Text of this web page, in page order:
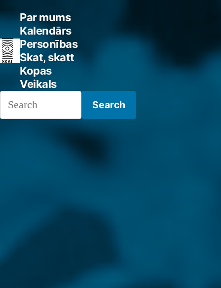
content
Par mums
Kalendārs
Personības
Skat, skatt
Kopas
Veikals